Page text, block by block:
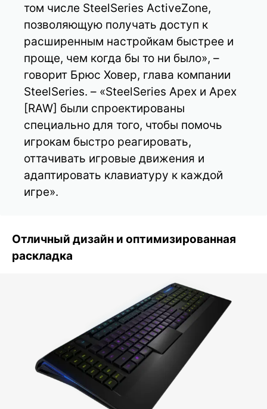
том числе SteelSeries ActiveZone,
позволяющую получать доступ к
расширенным настройкам быстрее и
проще, чем когда бы то ни было», –
говорит Брюс Ховер, глава компании
SteelSeries. – «SteelSeries Apex и Apex
[RAW] были спроектированы
специально для того, чтобы помочь
игрокам быстро реагировать,
оттачивать игровые движения и
адаптировать клавиатуру к каждой
игре».
Отличный дизайн и оптимизированная
раскладка